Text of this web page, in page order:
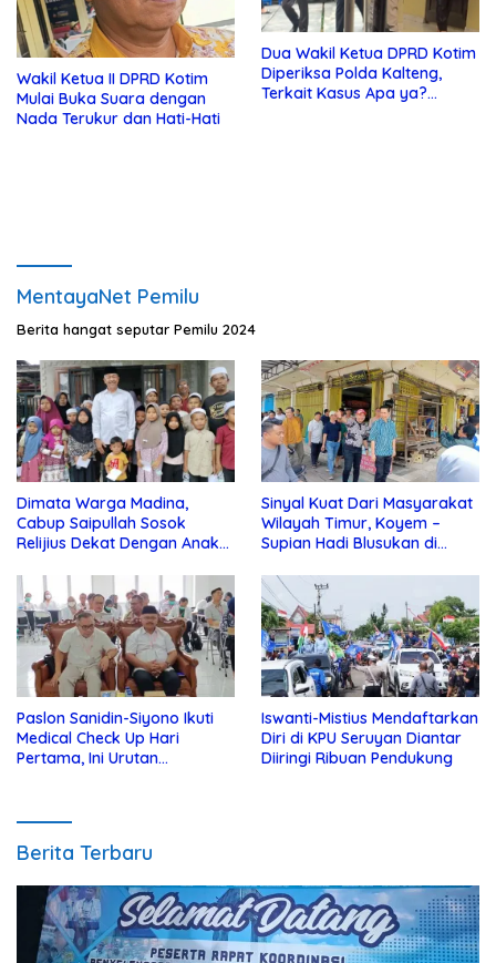
Wakil Ketua II DPRD Kotim
Mulai Buka Suara dengan
Nada Terukur dan Hati-Hati
Dua Wakil Ketua DPRD Kotim
Diperiksa Polda Kalteng,
Terkait Kasus Apa ya?…
MentayaNet Pemilu
Berita hangat seputar Pemilu 2024
Dimata Warga Madina,
Cabup Saipullah Sosok
Relijius Dekat Dengan Anak
Sinyal Kuat Dari Masyarakat
Wilayah Timur, Koyem –
Supian Hadi Blusukan di
Paslon Sanidin-Siyono Ikuti
Medical Check Up Hari
Pertama, Ini Urutan
Iswanti-Mistius Mendaftarkan
Diri di KPU Seruyan Diantar
Diiringi Ribuan Pendukung
Berita Terbaru